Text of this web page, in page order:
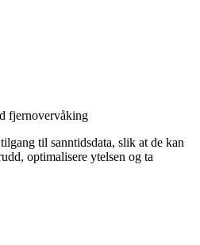
fjernovervåking
til sanntidsdata, slik at de kan
optimalisere ytelsen og ta